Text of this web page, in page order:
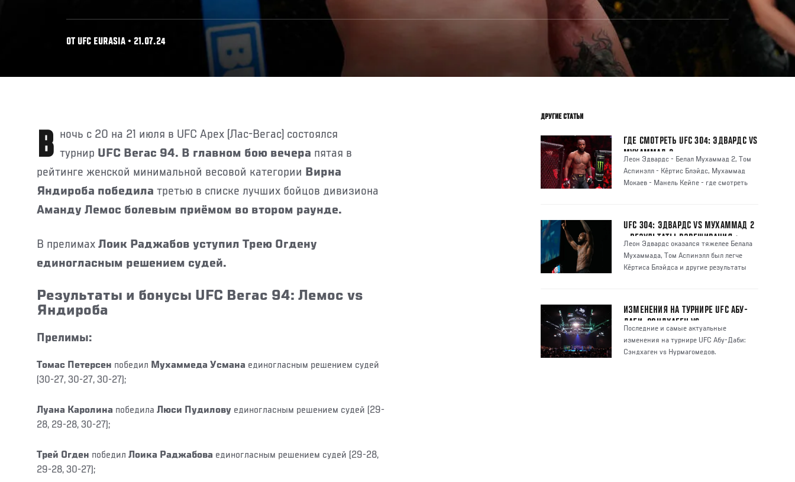
ОТ UFC EURASIA • 21.07.24
В ночь с 20 на 21 июля в UFC Apex (Лас-Вегас) состоялся турнир UFC Вегас 94. В главном бою вечера пятая в
рейтинге женской минимальной весовой категории Вирна
Яндироба победила третью в списке лучших бойцов дивизиона
Аманду Лемос болевым приёмом во втором раунде.
В прелимах Лоик Раджабов уступил Трею Огдену
единогласным решением судей.
Результаты и бонусы UFC Вегас 94: Лемос vs
Яндироба
Прелимы:
Томас Петерсен победил Мухаммеда Усмана единогласным решением судей
(30-27, 30-27, 30-27);
Луана Каролина победила Люси Пудилову единогласным решением судей (29-
28, 29-28, 30-27);
Трей Огден победил Лоика Раджабова единогласным решением судей (29-28,
29-28, 30-27);
ДРУГИЕ СТАТЬИ
ГДЕ СМОТРЕТЬ UFC 304: ЭДВАРДС VS
МУХАММАД 2
Леон Эдвардс - Белал Мухаммад 2, Том
Аспинэлл - Кёртис Блэйдс, Мухаммад
Мокаев - Манель Кейпе - где смотреть
UFC 304: ЭДВАРДС VS МУХАММАД 2
– РЕЗУЛЬТАТЫ ВЗВЕШИВАНИЯ +
БИТВЫ ВЗГЛЯДОВ
Леон Эдвардс оказался тяжелее Белала
Мухаммада, Том Аспинэлл был легче
Кёртиса Блэйдса и другие результаты
ИЗМЕНЕНИЯ НА ТУРНИРЕ UFC АБУ-
ДАБИ: СЭНДХАГЕН VS
Последние и самые актуальные
изменения на турнире UFC Абу-Даби:
Сэндхаген vs Нурмагомедов.